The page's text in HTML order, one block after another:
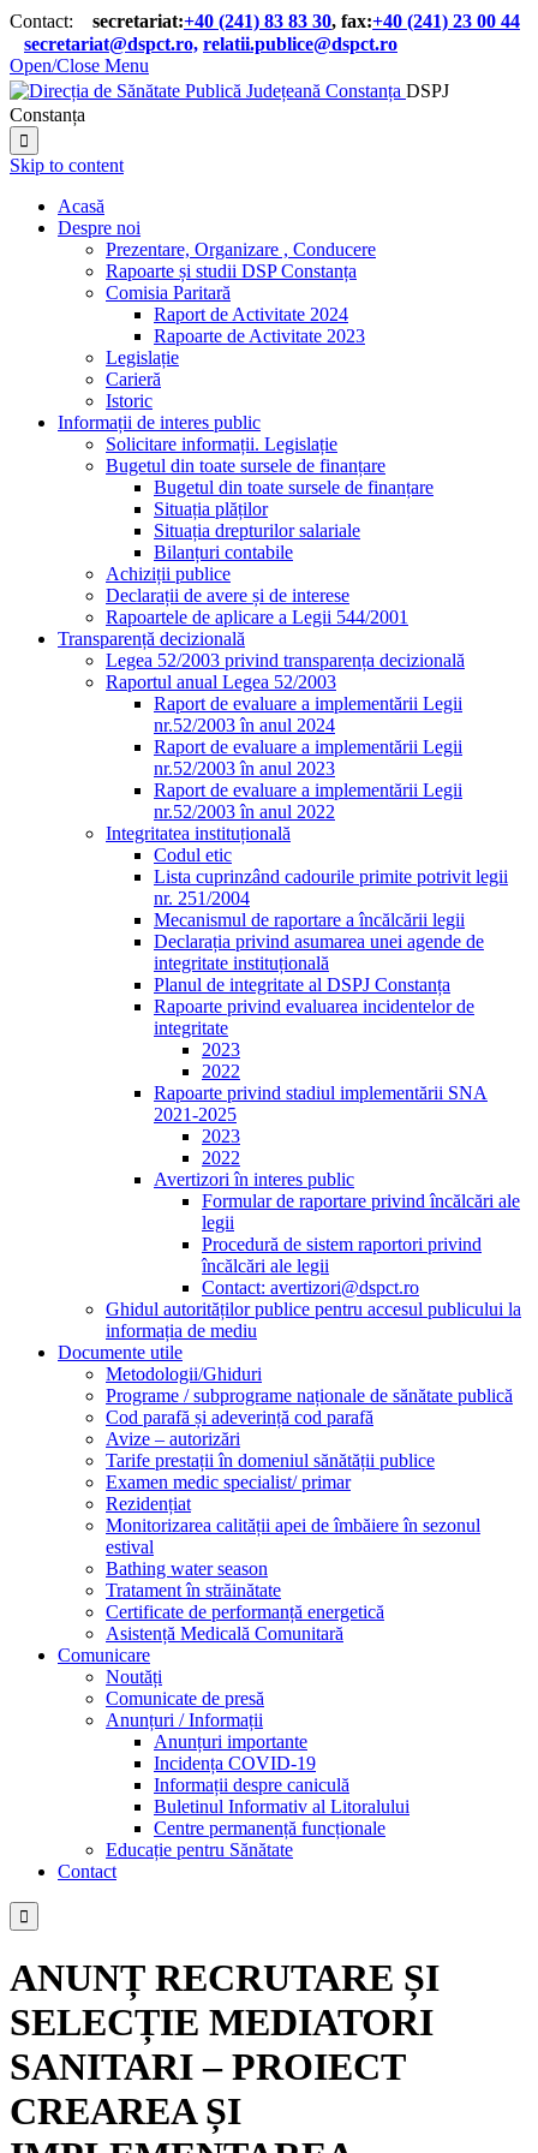
Contact: secretariat:+40 (241) 83 83 30, fax:+40 (241) 23 00 44
secretariat@dspct.ro, relatii.publice@dspct.ro
Open/Close Menu
DSPJ
Constanța

Skip to content
Acasă
Despre noi
Prezentare, Organizare , Conducere
Rapoarte și studii DSP Constanța
Comisia Paritară
Raport de Activitate 2024
Rapoarte de Activitate 2023
Legislație
Carieră
Istoric
Informații de interes public
Solicitare informații. Legislație
Bugetul din toate sursele de finanțare
Bugetul din toate sursele de finanțare
Situația plăților
Situația drepturilor salariale
Bilanțuri contabile
Achiziții publice
Declarații de avere și de interese
Rapoartele de aplicare a Legii 544/2001
Transparență decizională
Legea 52/2003 privind transparența decizională
Raportul anual Legea 52/2003
Raport de evaluare a implementării Legii
nr.52/2003 în anul 2024
Raport de evaluare a implementării Legii
nr.52/2003 în anul 2023
Raport de evaluare a implementării Legii
nr.52/2003 în anul 2022
Integritatea instituțională
Codul etic
Lista cuprinzând cadourile primite potrivit legii
nr. 251/2004
Mecanismul de raportare a încălcării legii
Declarația privind asumarea unei agende de
integritate instituțională
Planul de integritate al DSPJ Constanța
Rapoarte privind evaluarea incidentelor de
integritate
2023
2022
Rapoarte privind stadiul implementării SNA
2021-2025
2023
2022
Avertizori în interes public
Formular de raportare privind încălcări ale
legii
Procedură de sistem raportori privind
încălcări ale legii
Contact: avertizori@dspct.ro
Ghidul autorităților publice pentru accesul publicului la
informația de mediu
Documente utile
Metodologii/Ghiduri
Programe / subprograme naționale de sănătate publică
Cod parafă și adeverință cod parafă
Avize – autorizări
Tarife prestații în domeniul sănătății publice
Examen medic specialist/ primar
Rezidențiat
Monitorizarea calității apei de îmbăiere în sezonul
estival
Bathing water season
Tratament în străinătate
Certificate de performanță energetică
Asistență Medicală Comunitară
Comunicare
Noutăți
Comunicate de presă
Anunțuri / Informații
Anunțuri importante
Incidența COVID-19
Informații despre caniculă
Buletinul Informativ al Litoralului
Centre permanență funcționale
Educație pentru Sănătate
Contact

ANUNȚ RECRUTARE ȘI
SELECȚIE MEDIATORI
SANITARI – PROIECT
CREAREA ȘI